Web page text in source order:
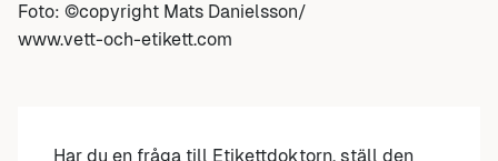
Foto: ©copyright Mats Danielsson/
www.vett-och-etikett.com
Har du en fråga till Etikettdoktorn, ställ den